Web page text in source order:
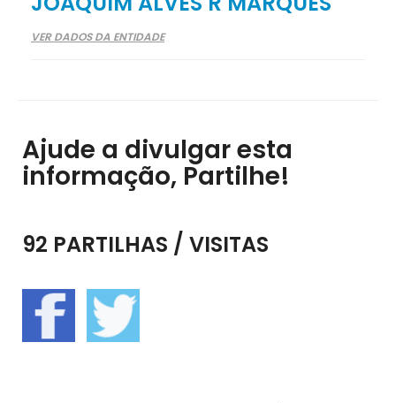
VER DADOS DA ENTIDADE
Ajude a divulgar esta
informação, Partilhe!
92 PARTILHAS / VISITAS